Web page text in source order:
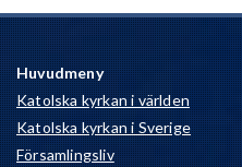
Huvudmeny
Katolska kyrkan i världen
Katolska kyrkan i Sverige
Församlingsliv